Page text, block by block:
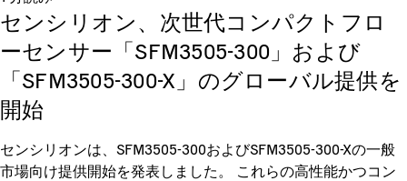
センシリオン、次世代コンパクトフロ
ーセンサー「SFM3505-300」および
「SFM3505-300-X」のグローバル提供を
開始
センシリオンは、SFM3505-300およびSFM3505-300-Xの一般
市場向け提供開始を発表しました。 これらの高性能かつコン